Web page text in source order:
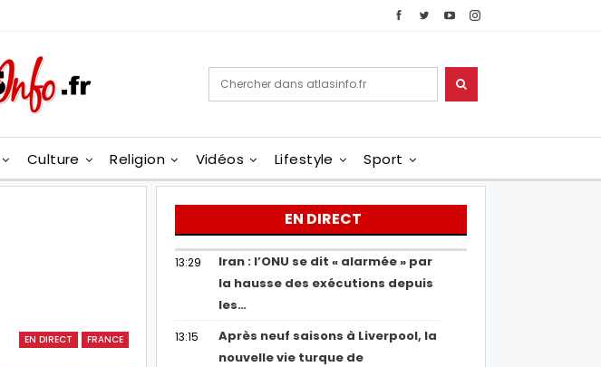
Culture Religion Vidéos Lifestyle Sport
EN DIRECT FRANCE
EN DIRECT
13:29
Iran : l’ONU se dit « alarmée » par
la hausse des exécutions depuis
les…
13:15
Après neuf saisons à Liverpool, la
nouvelle vie turque de